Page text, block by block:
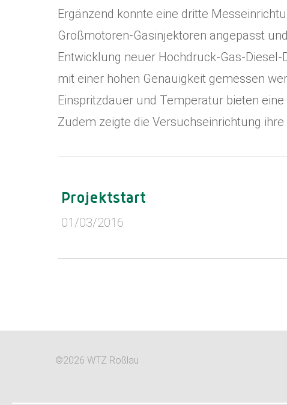
Ergänzend konnte eine dritte
Großmotoren-Gasinjektoren angepasst
Entwicklung neuer Hochdruck-Gas-
mit einer hohen Genauigkeit gemessen
Einspritzdauer und Temperatur bieten
Zudem zeigte die Versuchseinrichtung
Projektstart
01/03/2016
©2026 WTZ Roßlau